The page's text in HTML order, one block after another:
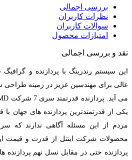
بررسی اجمالی
نظرات کاربران
سوالات کاربران
امتیازات محصول
نقد و بررسی اجمالی
این سیستم رندرینگ با پردازنده و گرافیگ
عالی برای مهندسین عزیز در زمینه
یکی از قدرتمندترین پردازنده های جهان
محصولات شرکت اینتل از قدرت و قیمت
پردازنده حتی در مقابل نسل نهم پردازنده